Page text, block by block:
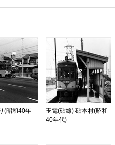
(昭和40年
玉電(砧線) 砧本村(昭和
40年代)